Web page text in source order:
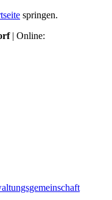
springen.
| Online: